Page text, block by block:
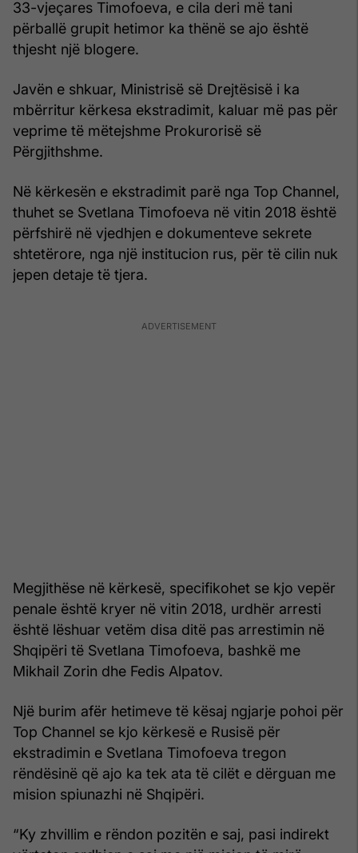
33-vjeçares Timofoeva, e cila deri më tani
përballë grupit hetimor ka thënë se ajo është
thjesht një blogere.
Javën e shkuar, Ministrisë së Drejtësisë i ka
mbërritur kërkesa ekstradimit, kaluar më pas për
veprime të mëtejshme Prokurorisë së
Përgjithshme.
Në kërkesën e ekstradimit parë nga Top Channel,
thuhet se Svetlana Timofoeva në vitin 2018 është
përfshirë në vjedhjen e dokumenteve sekrete
shtetërore, nga një institucion rus, për të cilin nuk
jepen detaje të tjera.
Megjithëse në kërkesë, specifikohet se kjo vepër
penale është kryer në vitin 2018, urdhër arresti
është lëshuar vetëm disa ditë pas arrestimin në
Shqipëri të Svetlana Timofoeva, bashkë me
Mikhail Zorin dhe Fedis Alpatov.
Një burim afër hetimeve të kësaj ngjarje pohoi për
Top Channel se kjo kërkesë e Rusisë për
ekstradimin e Svetlana Timofoeva tregon
rëndësinë që ajo ka tek ata të cilët e dërguan me
mision spiunazhi në Shqipëri.
“Ky zhvillim e rëndon pozitën e saj, pasi indirekt